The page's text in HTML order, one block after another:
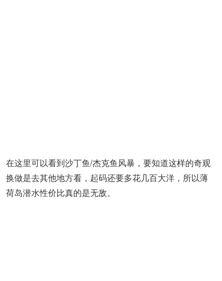
在这里可以看到沙丁鱼/杰克鱼风暴，要知道这样的奇观
换做是去其他地方看，起码还要多花几百大洋，所以薄
荷岛潜水性价比真的是无敌。